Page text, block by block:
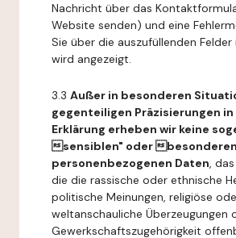
Nachricht über das
Website senden) und eine
Sie über die auszufüllenden
wird angezeigt.
3.3 Außer in besonderen
gegenteiligen Präzisierungen
Erklärung erheben wir keine
sensiblen" oder
personenbezogenen Daten,
die die rassische oder ethnische
politische Meinungen, religiöse
weltanschauliche Überzeugungen
Gewerkschaftszugehörigkeit